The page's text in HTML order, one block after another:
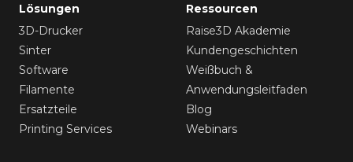
Lösungen
3D-Drucker
Sinter
Software
Filamente
Ersatzteile
Printing Services
Ressourcen
Raise3D Akademie
Kundengeschichten
Weißbuch &
Anwendungsleitfaden
Blog
Webinars